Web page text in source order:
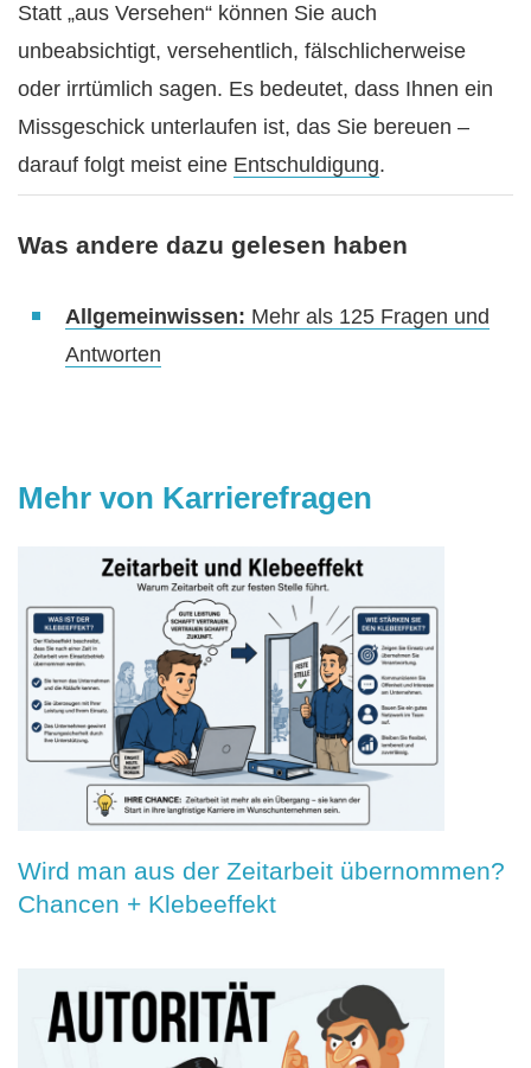
Statt „aus Versehen“ können Sie auch
unbeabsichtigt, versehentlich, fälschlicherweise
oder irrtümlich sagen. Es bedeutet, dass Ihnen ein
Missgeschick unterlaufen ist, das Sie bereuen –
darauf folgt meist eine Entschuldigung.
Was andere dazu gelesen haben
Allgemeinwissen: Mehr als 125 Fragen und
Antworten
Mehr von Karrierefragen
Wird man aus der Zeitarbeit übernommen?
Chancen + Klebeeffekt